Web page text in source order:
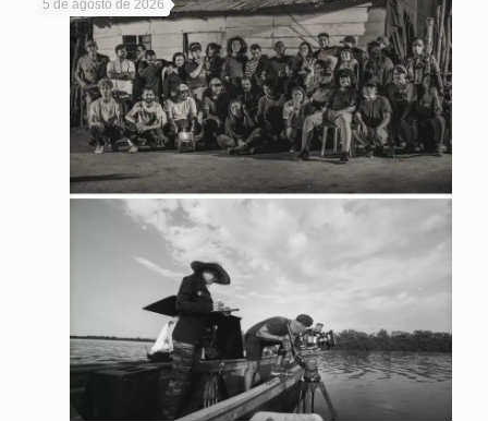
5 de agosto de 2026